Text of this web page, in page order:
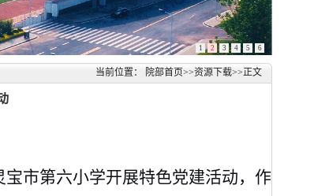
1 2 3 4 5 6
当前位置： 院部首页>>资源下载>>正文
市第六小学开展特色党建活动，作